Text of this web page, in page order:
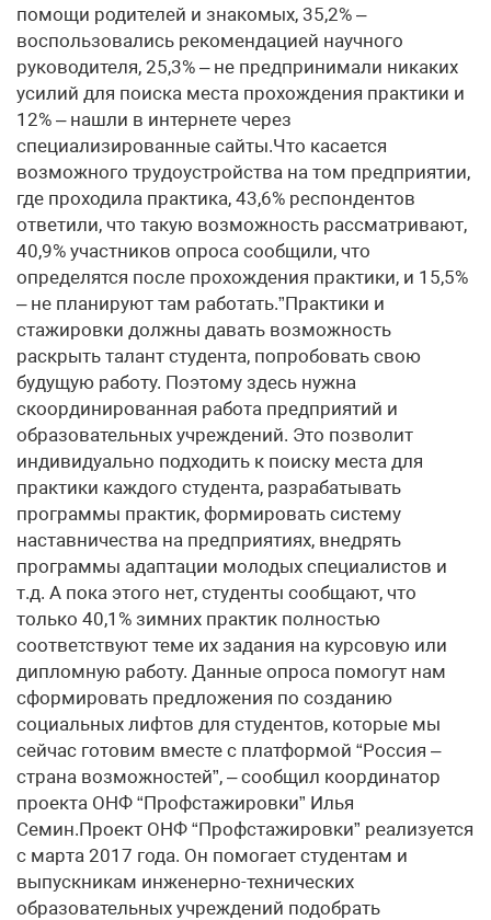
помощи родителей и знакомых, 35,2% –
воспользовались рекомендацией научного
руководителя, 25,3% – не предпринимали никаких
усилий для поиска места прохождения практики и
12% – нашли в интернете через
специализированные сайты.Что касается
возможного трудоустройства на том предприятии,
где проходила практика, 43,6% респондентов
ответили, что такую возможность рассматривают,
40,9% участников опроса сообщили, что
определятся после прохождения практики, и 15,5%
– не планируют там работать.”Практики и
стажировки должны давать возможность
раскрыть талант студента, попробовать свою
будущую работу. Поэтому здесь нужна
скоординированная работа предприятий и
образовательных учреждений. Это позволит
индивидуально подходить к поиску места для
практики каждого студента, разрабатывать
программы практик, формировать систему
наставничества на предприятиях, внедрять
программы адаптации молодых специалистов и
т.д. А пока этого нет, студенты сообщают, что
только 40,1% зимних практик полностью
соответствуют теме их задания на курсовую или
дипломную работу. Данные опроса помогут нам
сформировать предложения по созданию
социальных лифтов для студентов, которые мы
сейчас готовим вместе с платформой “Россия –
страна возможностей”, – сообщил координатор
проекта ОНФ “Профстажировки” Илья
Семин.Проект ОНФ “Профстажировки” реализуется
с марта 2017 года. Он помогает студентам и
выпускникам инженерно-технических
образовательных учреждений подобрать